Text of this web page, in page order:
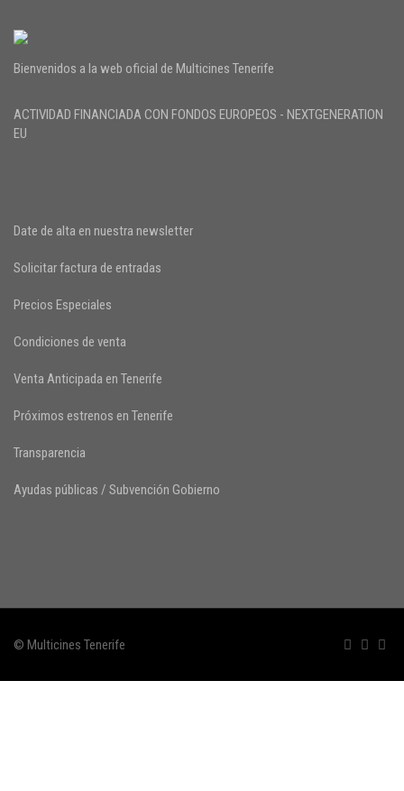
Bienvenidos a la web oficial de Multicines Tenerife
ACTIVIDAD FINANCIADA CON FONDOS EUROPEOS - NEXTGENERATION
EU
Date de alta en nuestra newsletter
Solicitar factura de entradas
Precios Especiales
Condiciones de venta
Venta Anticipada en Tenerife
Próximos estrenos en Tenerife
Transparencia
Ayudas públicas / Subvención Gobierno
© Multicines Tenerife